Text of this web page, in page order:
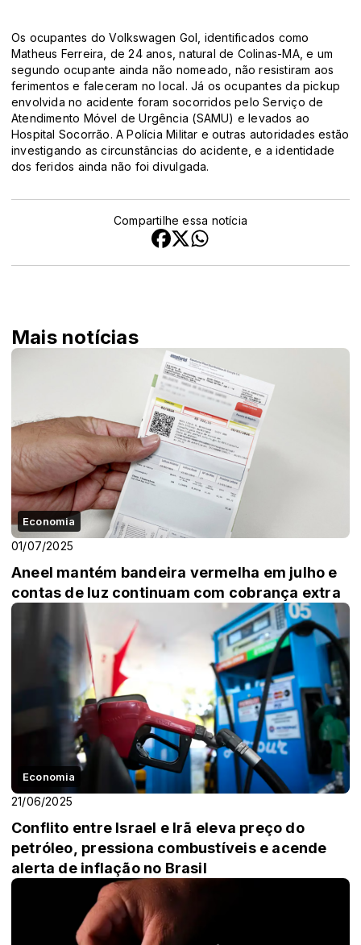
Os ocupantes do Volkswagen Gol, identificados como
Matheus Ferreira, de 24 anos, natural de Colinas-MA, e um
segundo ocupante ainda não nomeado, não resistiram aos
ferimentos e faleceram no local. Já os ocupantes da pickup
envolvida no acidente foram socorridos pelo Serviço de
Atendimento Móvel de Urgência (SAMU) e levados ao
Hospital Socorrão. A Polícia Militar e outras autoridades estão
investigando as circunstâncias do acidente, e a identidade
dos feridos ainda não foi divulgada.
Compartilhe essa notícia
Mais notícias
Economia
01/07/2025
Aneel mantém bandeira vermelha em julho e
contas de luz continuam com cobrança extra
Economia
21/06/2025
Conflito entre Israel e Irã eleva preço do
petróleo, pressiona combustíveis e acende
alerta de inflação no Brasil